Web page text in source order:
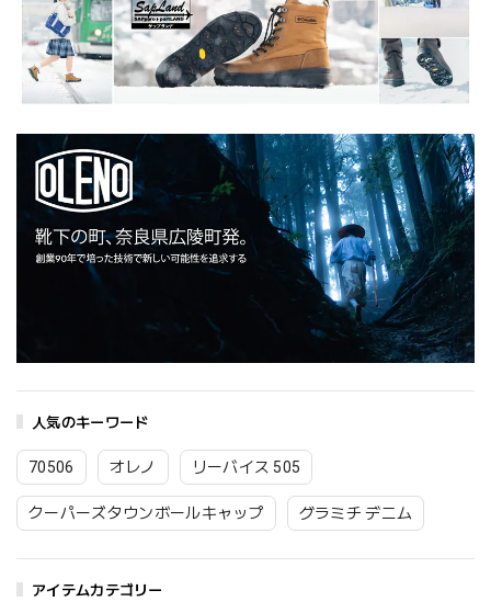
人気のキーワード
70506 オレノ リーバイス 505
クーパーズタウンボールキャップ グラミチ デニム
アイテムカテゴリー